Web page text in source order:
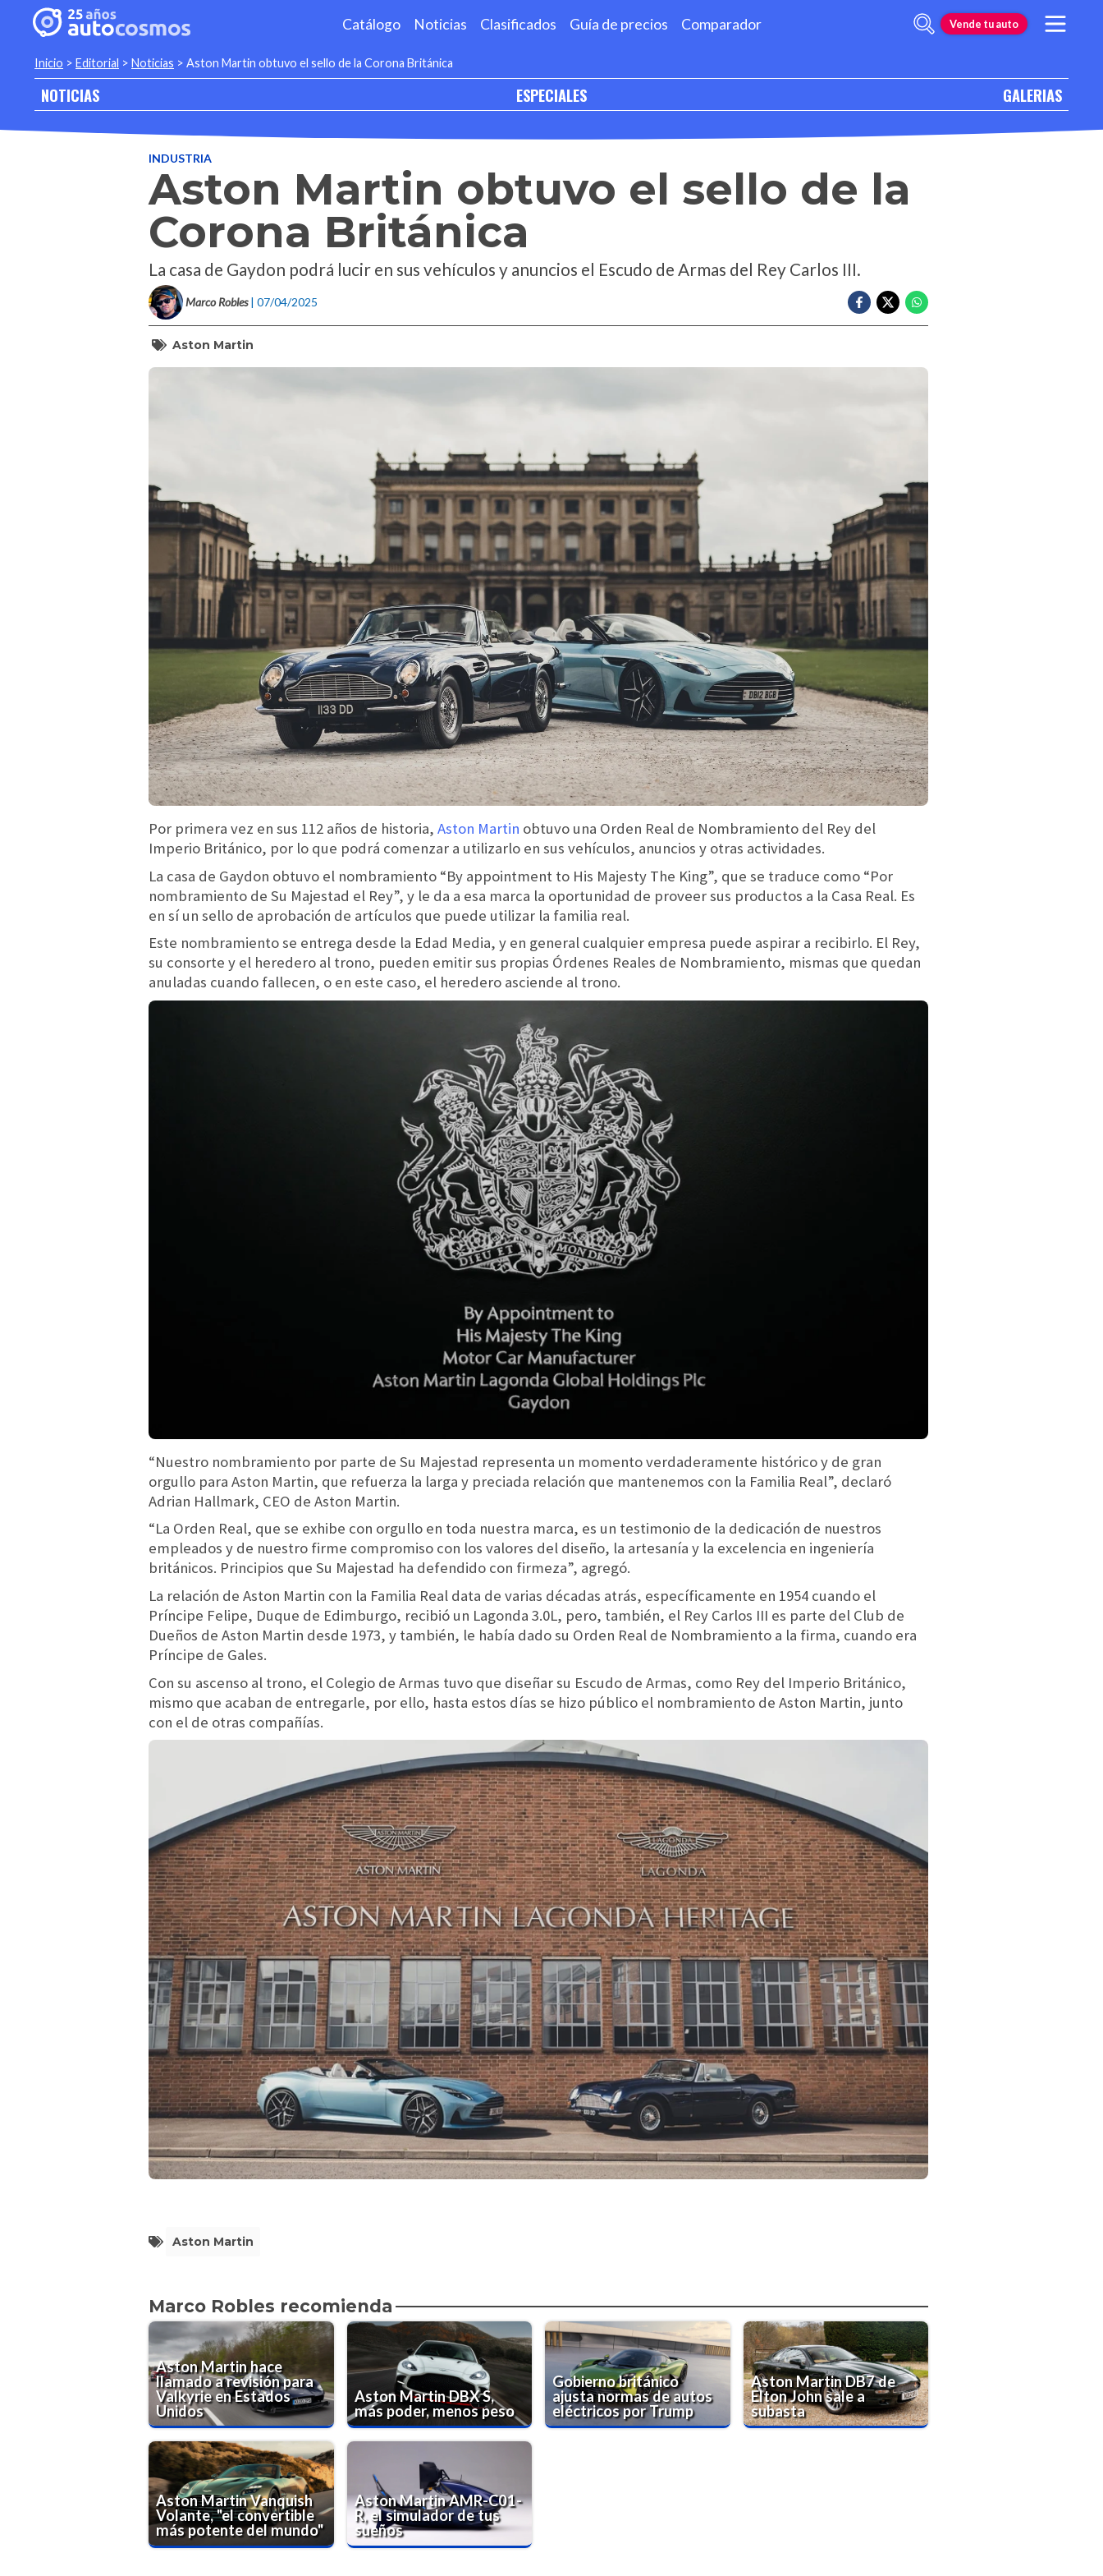
Catálogo Noticias Clasificados Guía de precios Comparador Vende tu auto
Inicio > Editorial > Noticias > Aston Martin obtuvo el sello de la Corona Británica
NOTICIAS ESPECIALES GALERIAS
INDUSTRIA
Aston Martin obtuvo el sello de la
Corona Británica
La casa de Gaydon podrá lucir en sus vehículos y anuncios el Escudo de Armas del Rey Carlos III.
Marco Robles | 07/04/2025
Aston Martin
Por primera vez en sus 112 años de historia, Aston Martin obtuvo una Orden Real de Nombramiento del Rey del
Imperio Británico, por lo que podrá comenzar a utilizarlo en sus vehículos, anuncios y otras actividades.
La casa de Gaydon obtuvo el nombramiento “By appointment to His Majesty The King”, que se traduce como “Por
nombramiento de Su Majestad el Rey”, y le da a esa marca la oportunidad de proveer sus productos a la Casa Real. Es
en sí un sello de aprobación de artículos que puede utilizar la familia real.
Este nombramiento se entrega desde la Edad Media, y en general cualquier empresa puede aspirar a recibirlo. El Rey,
su consorte y el heredero al trono, pueden emitir sus propias Órdenes Reales de Nombramiento, mismas que quedan
anuladas cuando fallecen, o en este caso, el heredero asciende al trono.
“Nuestro nombramiento por parte de Su Majestad representa un momento verdaderamente histórico y de gran
orgullo para Aston Martin, que refuerza la larga y preciada relación que mantenemos con la Familia Real”, declaró
Adrian Hallmark, CEO de Aston Martin.
“La Orden Real, que se exhibe con orgullo en toda nuestra marca, es un testimonio de la dedicación de nuestros
empleados y de nuestro firme compromiso con los valores del diseño, la artesanía y la excelencia en ingeniería
británicos. Principios que Su Majestad ha defendido con firmeza”, agregó.
La relación de Aston Martin con la Familia Real data de varias décadas atrás, específicamente en 1954 cuando el
Príncipe Felipe, Duque de Edimburgo, recibió un Lagonda 3.0L, pero, también, el Rey Carlos III es parte del Club de
Dueños de Aston Martin desde 1973, y también, le había dado su Orden Real de Nombramiento a la firma, cuando era
Príncipe de Gales.
Con su ascenso al trono, el Colegio de Armas tuvo que diseñar su Escudo de Armas, como Rey del Imperio Británico,
mismo que acaban de entregarle, por ello, hasta estos días se hizo público el nombramiento de Aston Martin, junto
con el de otras compañías.
Aston Martin
Marco Robles recomienda
Aston Martin hace
llamado a revisión para
Valkyrie en Estados
Unidos
Aston Martin DBX S,
más poder, menos peso
Gobierno británico
ajusta normas de autos
eléctricos por Trump
Aston Martin DB7 de
Elton John sale a
subasta
Aston Martin Vanquish
Volante, "el convertible
más potente del mundo"
Aston Martin AMR-C01-
R, el simulador de tus
sueños